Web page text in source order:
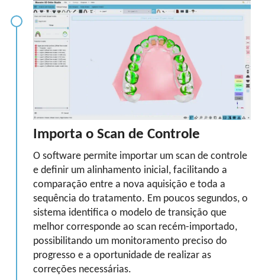
Importa o Scan de Controle
O software permite importar um scan de controle
e definir um alinhamento inicial, facilitando a
comparação entre a nova aquisição e toda a
sequência do tratamento. Em poucos segundos, o
sistema identifica o modelo de transição que
melhor corresponde ao scan recém-importado,
possibilitando um monitoramento preciso do
progresso e a oportunidade de realizar as
correções necessárias.